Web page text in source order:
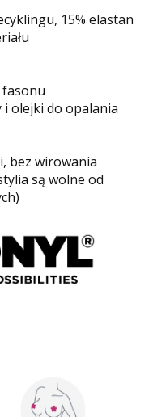
15% elastan
i olejki do opalania
bez wirowania
są wolne od